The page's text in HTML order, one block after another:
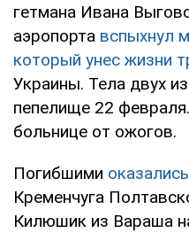
гетмана Ивана
аэропорта вспыхнул
который унес жизни
Украины. Тела двух
пепелище 22
больнице от ожогов.
Погибшими оказались
Кременчуга
Килюшик из Вараша